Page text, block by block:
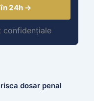
24h →
confidențiale
dosar penal